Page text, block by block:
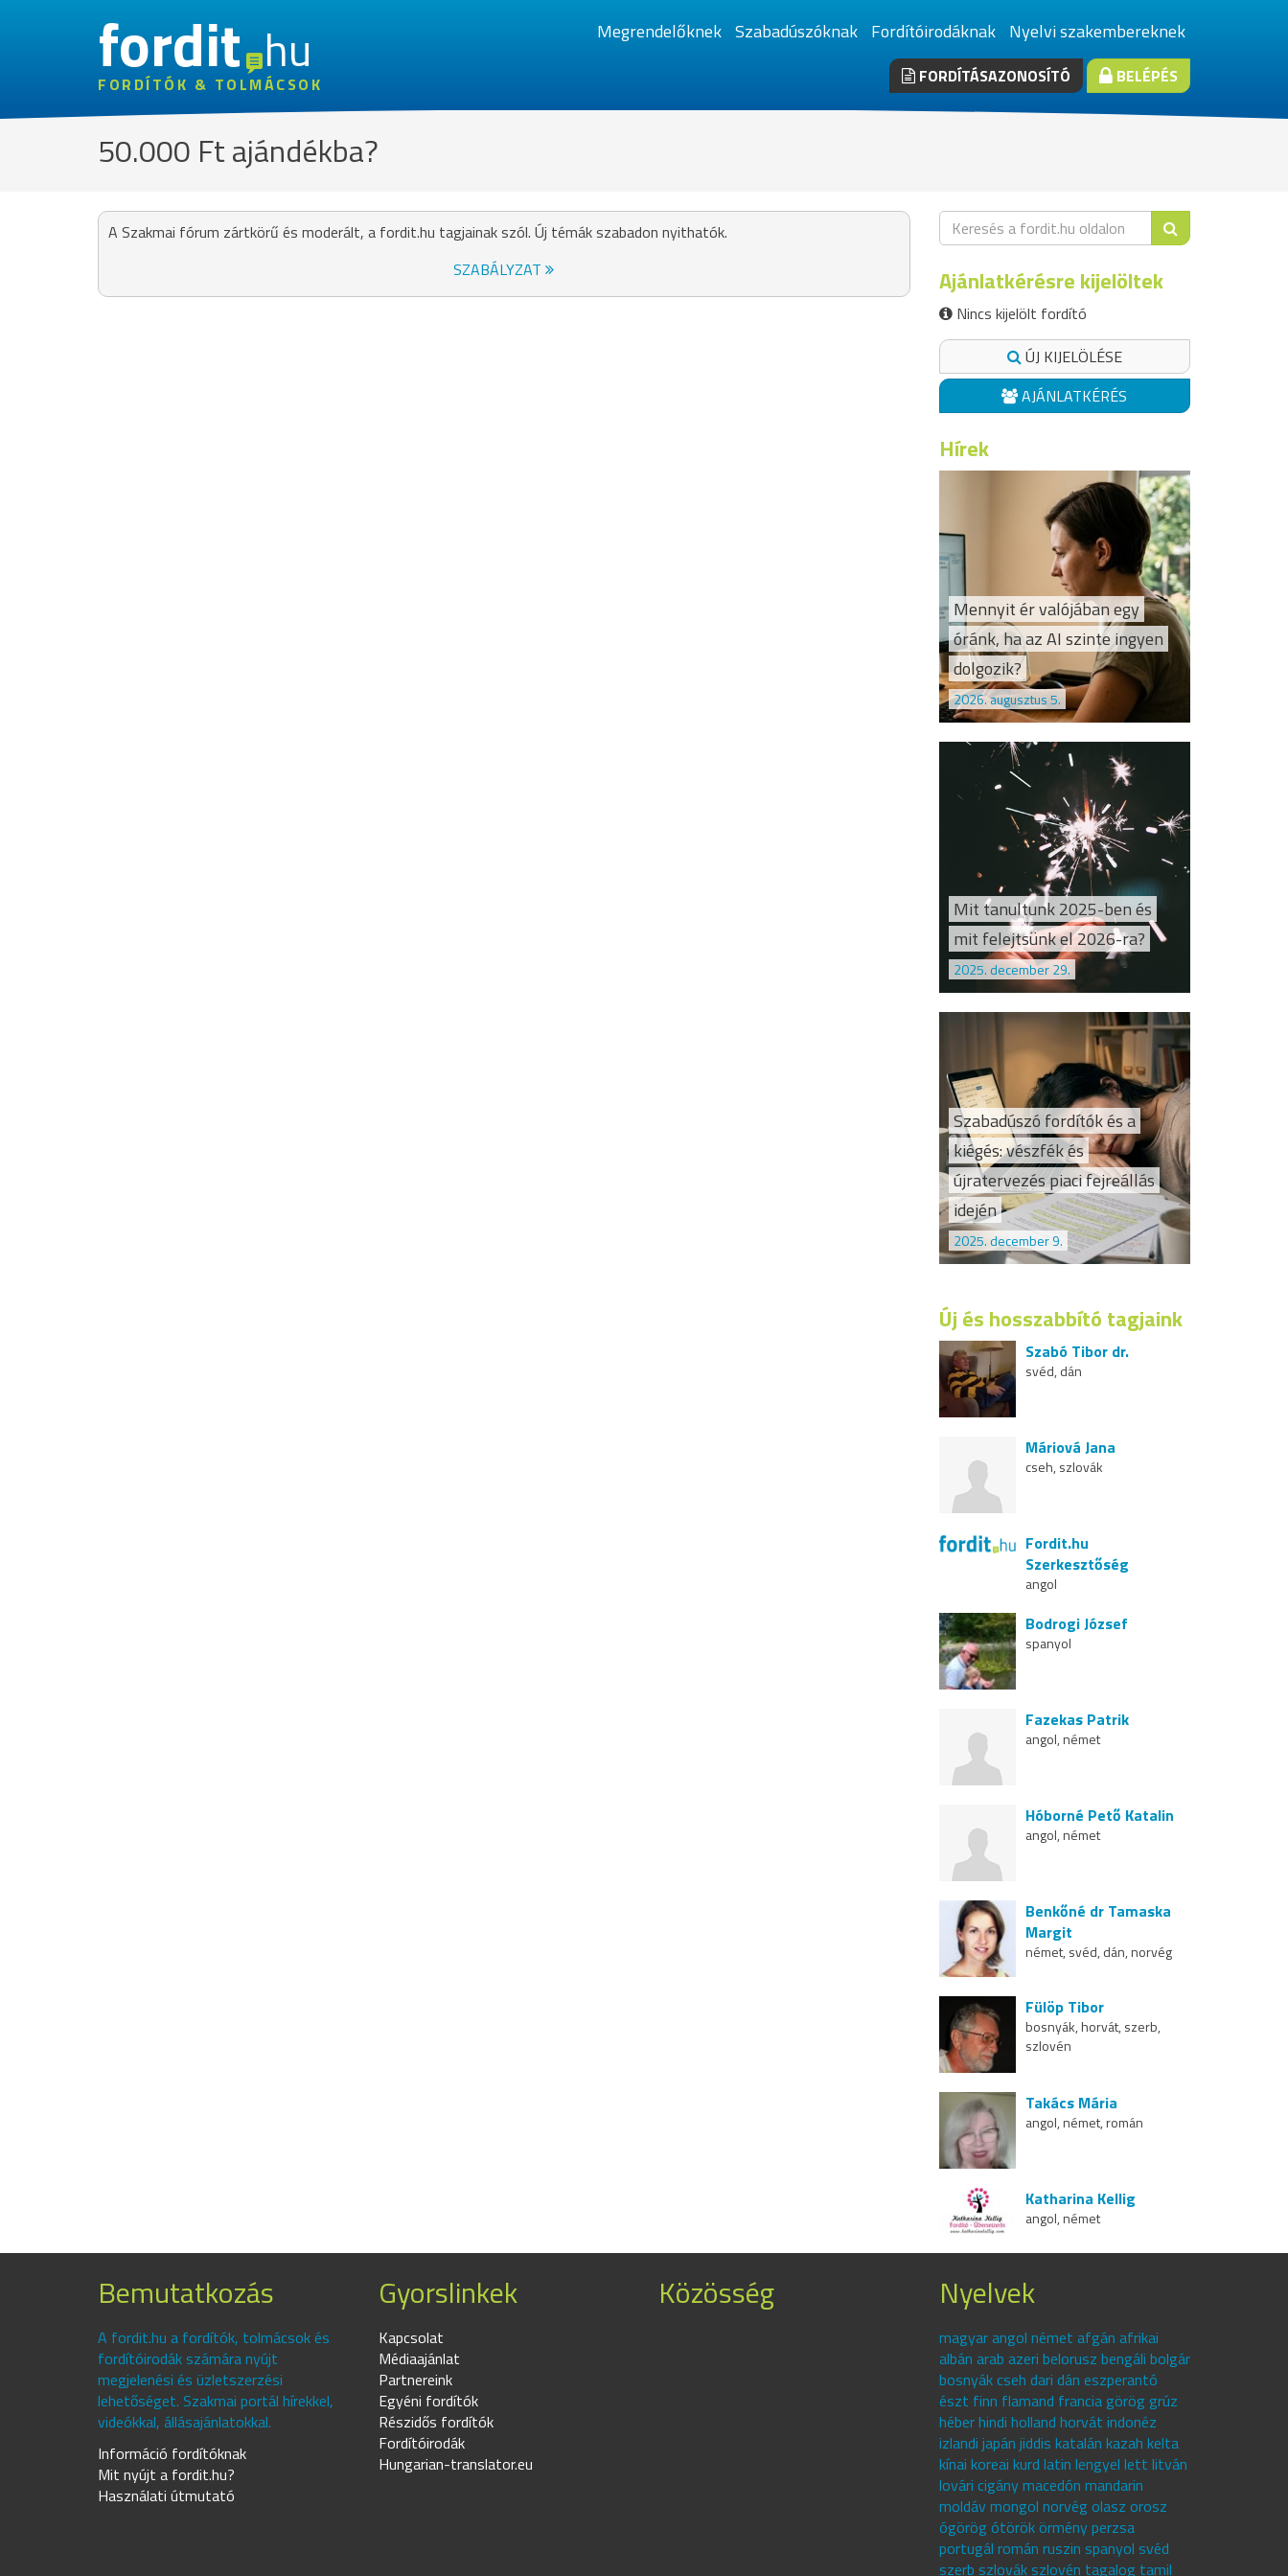
fordithu
FORDÍTÓK & TOLMÁCSOK
Megrendelőknek Szabadúszóknak Fordítóirodáknak Nyelvi szakembereknek
FORDÍTÁSAZONOSÍTÓ BELÉPÉS
50.000 Ft ajándékba?
A Szakmai fórum zártkörű és moderált, a fordit.hu tagjainak szól. Új témák szabadon nyithatók.
SZABÁLYZAT
Ajánlatkérésre kijelöltek
Nincs kijelölt fordító
ÚJ KIJELÖLÉSE
AJÁNLATKÉRÉS
Hírek
Mennyit ér valójában egy
óránk, ha az AI szinte ingyen
dolgozik?
2026. augusztus 5.
Mit tanultunk 2025-ben és
mit felejtsünk el 2026-ra?
2025. december 29.
Szabadúszó fordítók és a
kiégés: vészfék és
újratervezés piaci fejreállás
idején
2025. december 9.
Új és hosszabbító tagjaink
Szabó Tibor dr.
svéd, dán
Máriová Jana
cseh, szlovák
Fordit.hu
Szerkesztőség
angol
Bodrogi József
spanyol
Fazekas Patrik
angol, német
Hóborné Pető Katalin
angol, német
Benkőné dr Tamaska
Margit
német, svéd, dán, norvég
Fülöp Tibor
bosnyák, horvát, szerb,
szlovén
Takács Mária
angol, német, román
Katharina Kellig
angol, német
Bemutatkozás
A fordit.hu a fordítók, tolmácsok és
fordítóirodák számára nyújt
megjelenési és üzletszerzési
lehetőséget. Szakmai portál hírekkel,
videókkal, állásajánlatokkal.
Információ fordítóknak
Mit nyújt a fordit.hu?
Használati útmutató
Gyorslinkek
Kapcsolat
Médiaajánlat
Partnereink
Egyéni fordítók
Részidős fordítók
Fordítóirodák
Hungarian-translator.eu
Közösség Nyelvek
magyar angol német afgán afrikai
albán arab azeri belorusz bengáli bolgár
bosnyák cseh dari dán eszperantó
észt finn flamand francia görög grúz
héber hindi holland horvát indonéz
izlandi japán jiddis katalán kazah kelta
kínai koreai kurd latin lengyel lett litván
lovári cigány macedón mandarin
moldáv mongol norvég olasz orosz
ógörög ótörök örmény perzsa
portugál román ruszin spanyol svéd
szerb szlovák szlovén tagalog tamil